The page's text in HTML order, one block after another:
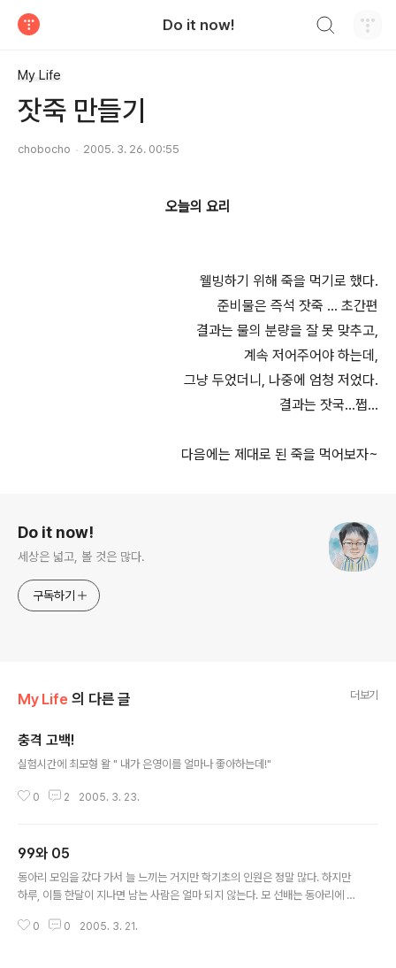
Do it now!
My Life
잣죽 만들기
chobocho 2005. 3. 26. 00:55
오늘의 요리
웰빙하기 위해 죽을 먹기로 했다.
준비물은 즉석 잣죽 ... 초간편
결과는 물의 분량을 잘 못 맞추고,
계속 저어주어야 하는데,
그냥 두었더니, 나중에 엄청 저었다.
결과는 잣국...쩝...
다음에는 제대로 된 죽을 먹어보자~
Do it now!
세상은 넓고, 볼 것은 많다.
구독하기
My Life 의 다른 글 더보기
충격 고백!
실험시간에 최모형 왈 " 내가 은영이를 얼마나 좋아하는데!"
0 2 2005. 3. 23.
99와 05
동아리 모임을 갔다 가서 늘 느끼는 거지만 학기초의 인원은 정말 많다. 하지만
하루, 이틀 한달이 지나면 남는 사람은 얼마 되지 않는다. 모 선배는 동아리에 2
마나 가슴 한구 석이 허전하다. 결국 서로를 보아도 인사도 제대로 하지 않는 사
0 0 2005. 3. 21.